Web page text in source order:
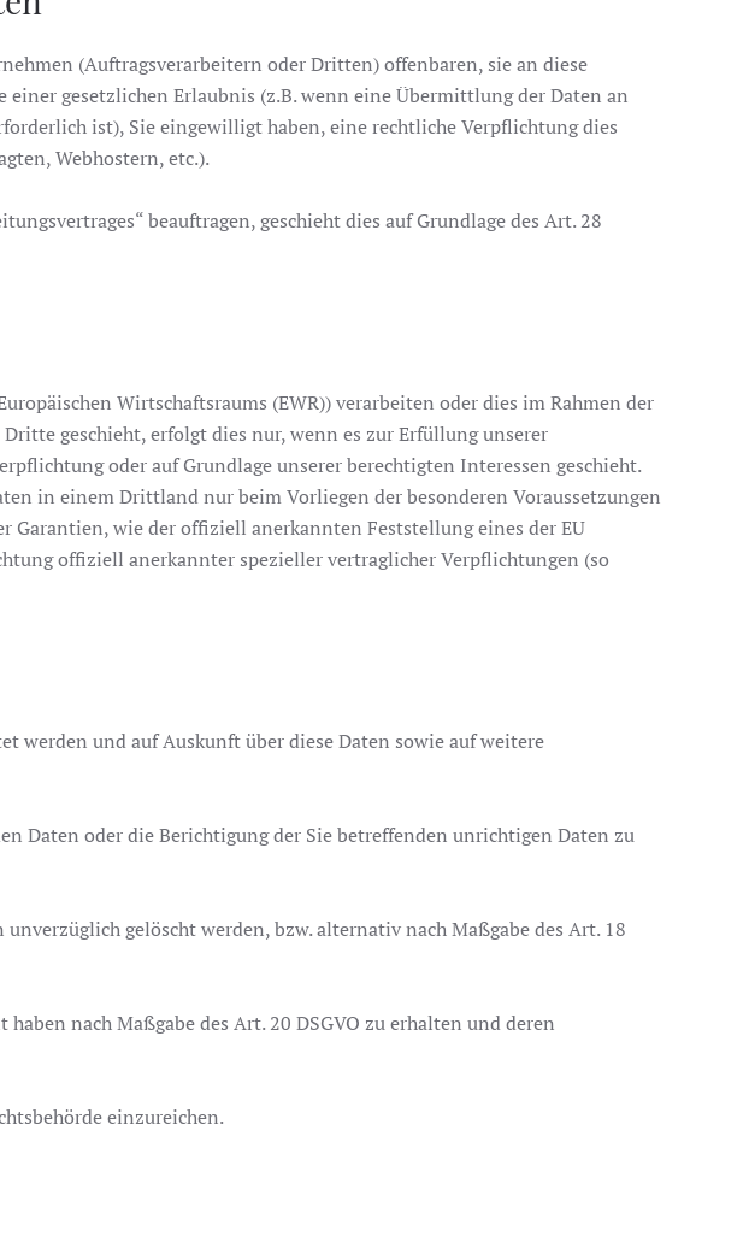
(Auftragsverarbeitern oder Dritten) offenbaren, sie an diese
gesetzlichen Erlaubnis (z.B. wenn eine Übermittlung der Daten an
ist), Sie eingewilligt haben, eine rechtliche Verpflichtung dies
Webhostern, etc.).
beauftragen, geschieht dies auf Grundlage des Art. 28
Wirtschaftsraums (EWR)) verarbeiten oder dies im Rahmen der
geschieht, erfolgt dies nur, wenn es zur Erfüllung unserer
oder auf Grundlage unserer berechtigten Interessen geschieht.
in einem Drittland nur beim Vorliegen der besonderen Voraussetzungen
Garantien, wie der offiziell anerkannten Feststellung eines der EU
offiziell anerkannter spezieller vertraglicher Verpflichtungen (so
werden und auf Auskunft über diese Daten sowie auf weitere
Daten oder die Berichtigung der Sie betreffenden unrichtigen Daten zu
gelöscht werden, bzw. alternativ nach Maßgabe des Art. 18
nach Maßgabe des Art. 20 DSGVO zu erhalten und deren
einzureichen.